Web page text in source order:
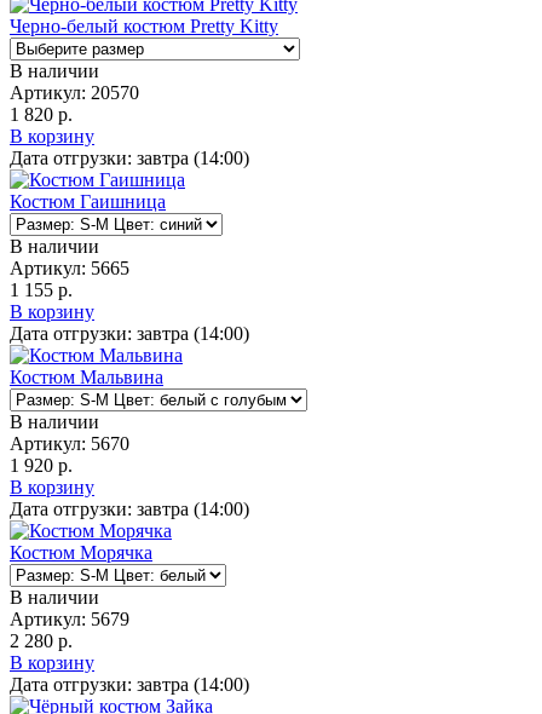
Черно-белый костюм Pretty Kitty
В наличии
Артикул: 20570
1 820 р.
В корзину
Дата отгрузки: завтра (14:00)
Костюм Гаишница
В наличии
Артикул: 5665
1 155 р.
В корзину
Дата отгрузки: завтра (14:00)
Костюм Мальвина
В наличии
Артикул: 5670
1 920 р.
В корзину
Дата отгрузки: завтра (14:00)
Костюм Морячка
В наличии
Артикул: 5679
2 280 р.
В корзину
Дата отгрузки: завтра (14:00)